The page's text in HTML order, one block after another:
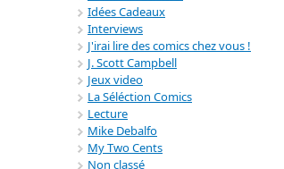
Idées Cadeaux
Interviews
J'irai lire des comics chez vous !
J. Scott Campbell
Jeux video
La Séléction Comics
Lecture
Mike Debalfo
My Two Cents
Non classé